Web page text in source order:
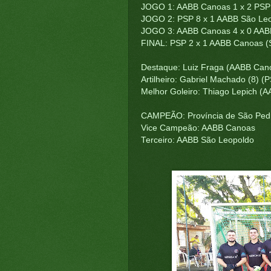
JOGO 1: AABB Canoas 1 x 2 PSP
JOGO 2: PSP 8 x 1 AABB São
JOGO 3: AABB Canoas 4 x 0
FINAL: PSP 2 x 1 AABB Canoas
Destaque: Luiz Fraga (AABB
Artilheiro: Gabriel Machado (8)
Melhor Goleiro: Thiago Lepich
CAMPEÃO: Província de São
Vice Campeão: AABB Canoas
Terceiro: AABB São Leopoldo